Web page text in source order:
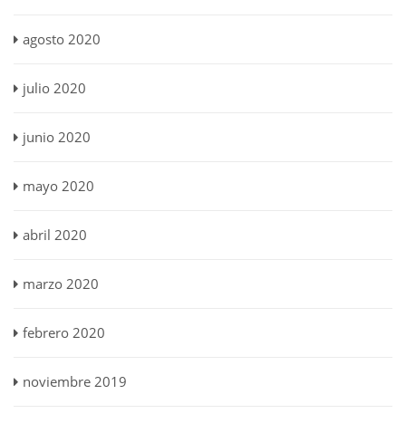
agosto 2020
julio 2020
junio 2020
mayo 2020
abril 2020
marzo 2020
febrero 2020
noviembre 2019